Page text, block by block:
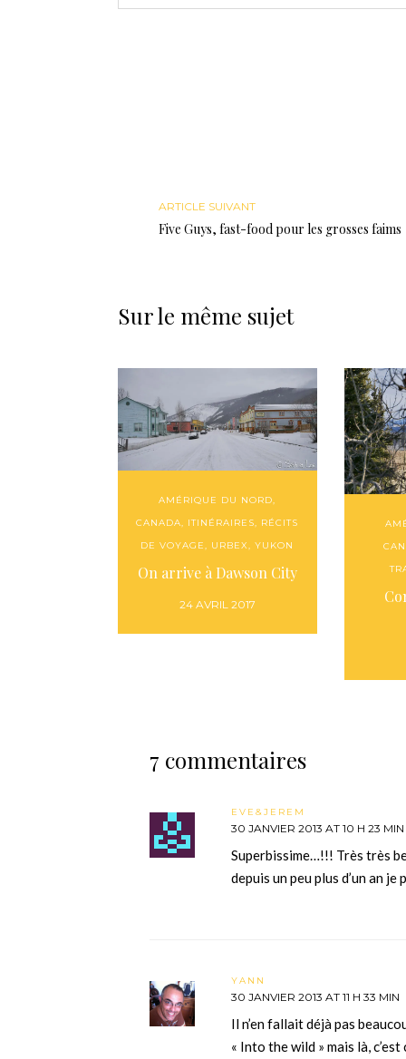
ARTICLE SUIVANT
Five Guys, fast-food pour les grosses faims
Sur le même sujet
AMÉRIQUE DU NORD
CANADA
ITINÉRAIRES
RÉCITS
DE VOYAGE
URBEX ,YUKON
On arrive à Dawson City
24 AVRIL 2017
7 commentaires
EVE&JEREM
30 JANVIER 2013 AT 10 H 23 MIN
Superbissime…!!! Très très
depuis un peu plus d’un an
YANN
30 JANVIER 2013 AT 11 H 33 MIN
Il n’en fallait déjà pas
« Into the wild » mais là,